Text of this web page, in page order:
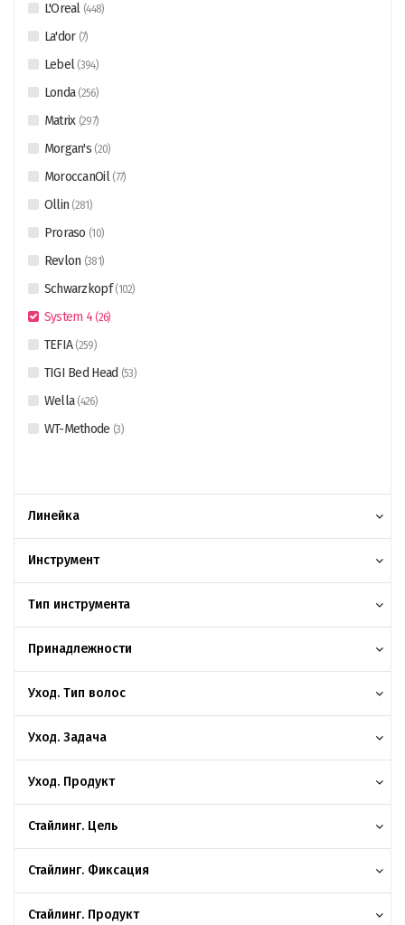
L'Oreal (448)
La'dor (7)
Lebel (394)
Londa (256)
Matrix (297)
Morgan's (20)
MoroccanOil (77)
Ollin (281 )
Proraso (10)
Revlon (381)
Schwarzkopf(102)
System 4(26)
TEFIA (259)
TIGI Bed Head (53)
Wella (426)
WT-Methode (3)
Линейка
Инструмент
Тип инструмента
Принадлежности
Уход. Тип волос
Уход. Задача
Уход. Продукт
Стайлинг. Цель
Стайлинг. Фиксация
Стайлинг. Продукт